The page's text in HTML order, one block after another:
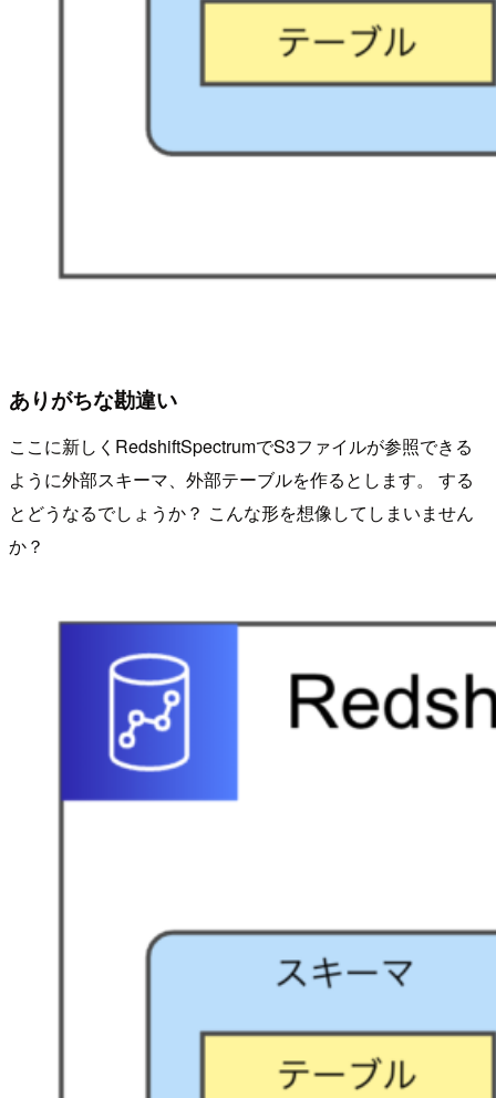
ありがちな勘違い
ここに新しくRedshiftSpectrumでS3ファイルが参照できる
ように外部スキーマ、外部テーブルを作るとします。 する
とどうなるでしょうか？ こんな形を想像してしまいません
か？